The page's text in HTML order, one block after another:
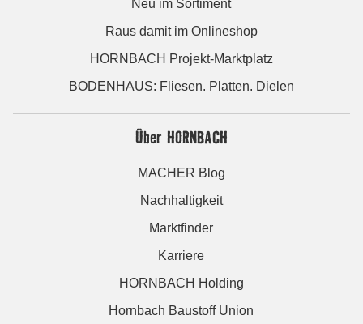
Neu im Sortiment
Raus damit im Onlineshop
HORNBACH Projekt-Marktplatz
BODENHAUS: Fliesen. Platten. Dielen
Über HORNBACH
MACHER Blog
Nachhaltigkeit
Marktfinder
Karriere
HORNBACH Holding
Hornbach Baustoff Union